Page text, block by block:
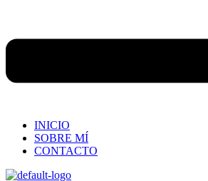
INICIO
SOBRE MÍ
CONTACTO